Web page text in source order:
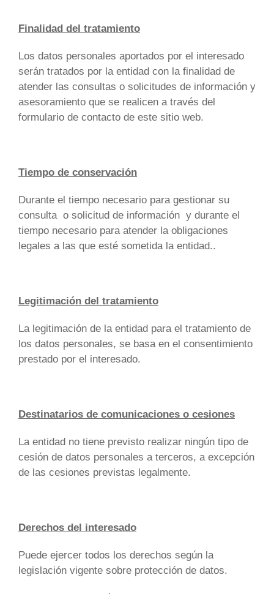
Finalidad del tratamiento
Los datos personales aportados por el interesado
serán tratados por la entidad con la finalidad de
atender las consultas o solicitudes de información y
asesoramiento que se realicen a través del
formulario de contacto de este sitio web.
Tiempo de conservación
Durante el tiempo necesario para gestionar su
consulta o solicitud de información y durante el
tiempo necesario para atender la obligaciones
legales a las que esté sometida la entidad..
Legitimación del tratamiento
La legitimación de la entidad para el tratamiento de
los datos personales, se basa en el consentimiento
prestado por el interesado.
Destinatarios de comunicaciones o cesiones
La entidad no tiene previsto realizar ningún tipo de
cesión de datos personales a terceros, a excepción
de las cesiones previstas legalmente.
Derechos del interesado
Puede ejercer todos los derechos según la
legislación vigente sobre protección de datos.